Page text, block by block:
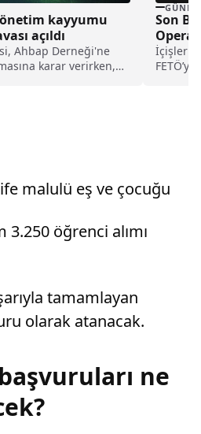
kayyumu
açıldı
Ahbap Derneği'ne
karar verirken,
Son
İçişleri
malulü eş ve çocuğu
öğrenci alımı
tamamlayan
olarak atanacak.
ne